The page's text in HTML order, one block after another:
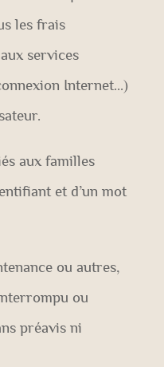
les frais
services
Internet…)
aux familles
et d’un mot
ou autres,
ou
préavis ni